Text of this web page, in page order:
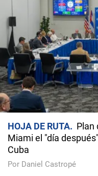
HOJA DE RUTA
Plan
Miami el "día
Cuba
Por Daniel Castropé